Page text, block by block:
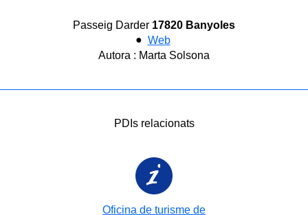
Passeig Darder 17820 Banyoles
● Web
Autora : Marta Solsona
PDIs relacionats
Oficina de turisme de